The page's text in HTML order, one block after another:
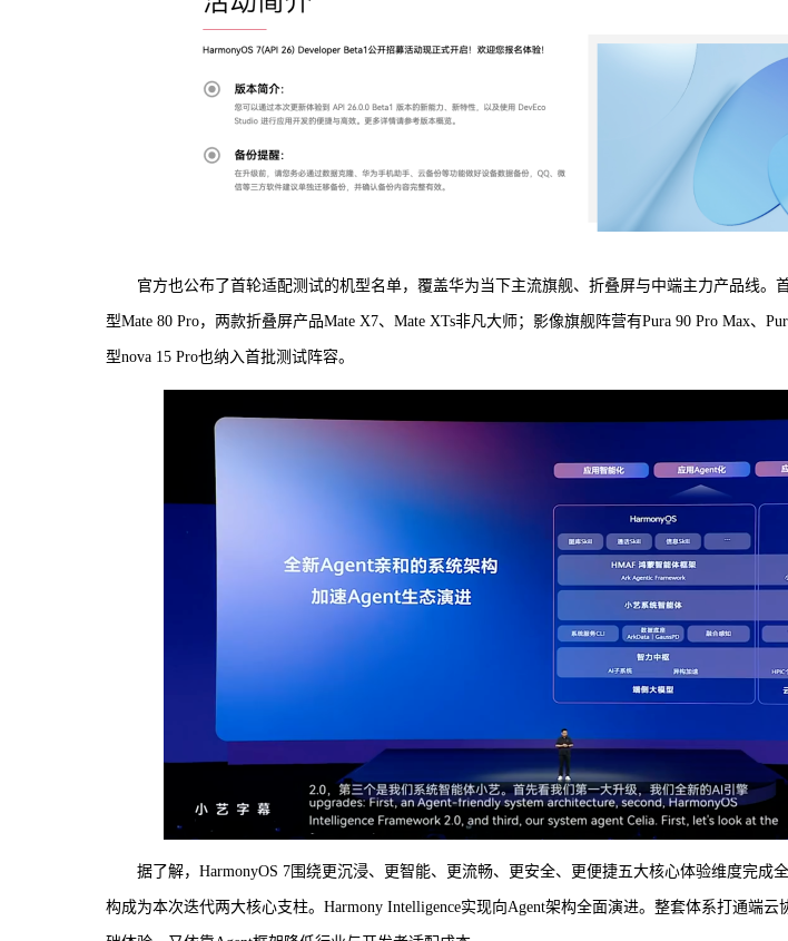
官方也公布了首轮适配测试的机型名单，覆盖华为当下主流旗舰、折叠屏与中端主力产品线。
型Mate 80 Pro，两款折叠屏产品Mate X7、Mate XTs非凡大师；影像旗舰阵营有Pura 90 Pro Max、
型nova 15 Pro也纳入首批测试阵容。
据了解，HarmonyOS 7围绕更沉浸、更智能、更流畅、更安全、更便捷五大核心体验维度完成
构成为本次迭代两大核心支柱。Harmony Intelligence实现向Agent架构全面演进。整套体系打通端